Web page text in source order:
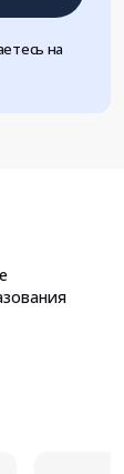
на